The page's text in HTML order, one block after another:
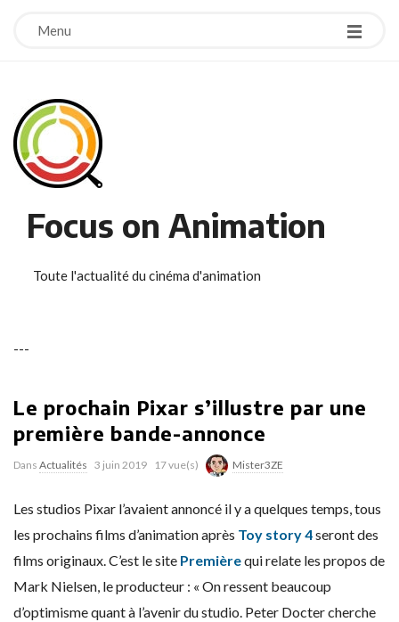
Menu
Focus on Animation
Toute l'actualité du cinéma d'animation
---
Le prochain Pixar s’illustre par une
première bande-annonce
Dans Actualités 3 juin 2019 17 vue(s) Mister3ZE
Les studios Pixar l’avaient annoncé il y a quelques temps, tous
les prochains films d’animation après Toy story 4seront des
films originaux. C’est le site Premièrequi relate les propos de
Mark Nielsen, le producteur : « On ressent beaucoup
d’optimisme quant à l’avenir du studio. Peter Docter cherche